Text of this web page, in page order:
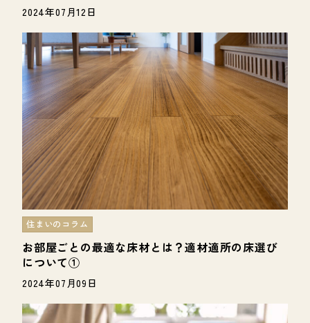
2024年07月12日
お部屋ごとの最適な床材とは？適材適所の床選び
について①
住まいのコラム
2024年07月09日